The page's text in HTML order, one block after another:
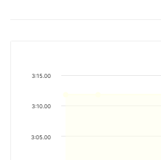
3:05.00
3:10.00
3:15.00